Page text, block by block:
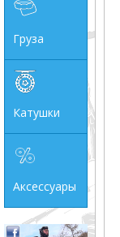
Груза
Катушки
Аксессуары